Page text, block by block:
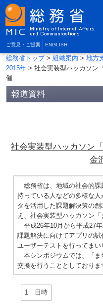
ご意見・ご提案 ENGLISH
総務省トップ> 組織案内 > 地方
2015年> 社会実装型ハッカソン
催
報道資料
社会実装型ハッカソン
金
総務省は、地域の社会的課
持っている人などの多様な
タを活用した課題解決策の
え、社会実装型ハッカソン「
平成26年10月から平成27
課題解決に向けてアプリの
ユーザーテストを行ってまい
本シンポジウムでは、「ま
交換を行うこととしておりま
1 日時